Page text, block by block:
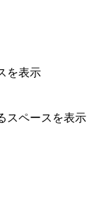
を表示
スペースを表示